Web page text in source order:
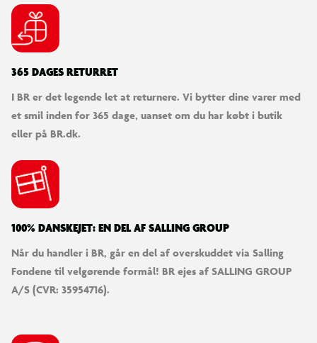
365 DAGES RETURRET
I BR er det legende let at returnere. Vi bytter dine varer med
et smil inden for 365 dage, uanset om du har købt i butik
eller på BR.dk.
100% DANSKEJET: EN DEL AF SALLING GROUP
Når du handler i BR, går en del af overskuddet via Salling
Fondene til velgørende formål! BR ejes af SALLING GROUP
A/S (CVR: 35954716).